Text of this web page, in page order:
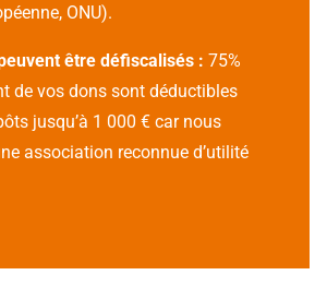
ONU).
être défiscalisés : 75%
de vos dons sont déductibles
jusqu’à 1 000 € car nous
association reconnue d’utilité